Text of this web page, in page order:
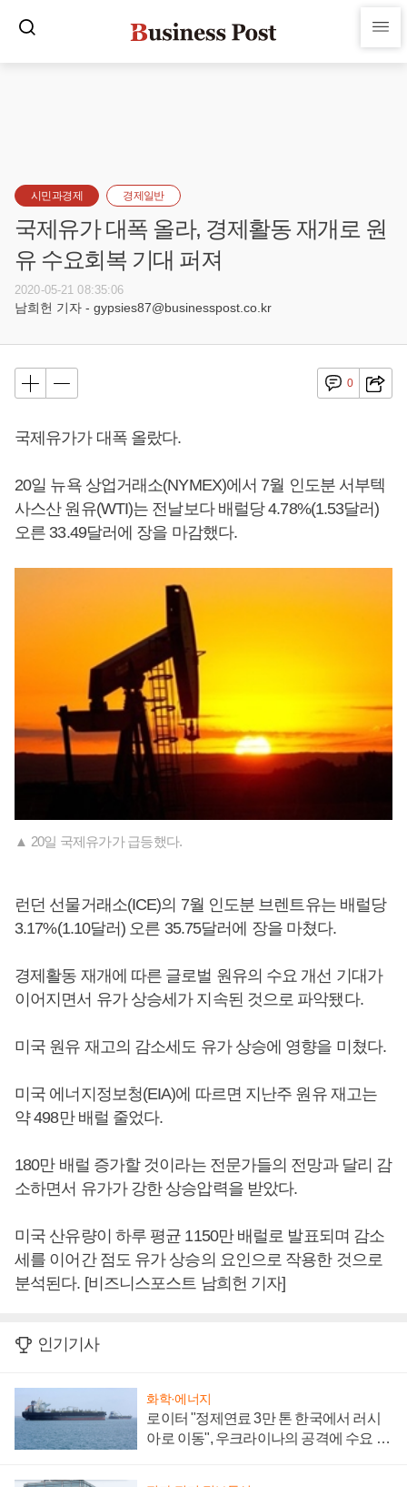
시민과경제 경제일반
국제유가 대폭 올라, 경제활동 재개로 원
유 수요회복 기대 퍼져
2020-05-21 08:35:06
남희헌 기자 - gypsies87@businesspost.co.kr
0
국제유가가 대폭 올랐다.
20일 뉴욕 상업거래소(NYMEX)에서 7월 인도분 서부텍
사스산 원유(WTI)는 전날보다 배럴당 4.78%(1.53달러)
오른 33.49달러에 장을 마감했다.
▲ 20일 국제유가가 급등했다.
런던 선물거래소(ICE)의 7월 인도분 브렌트유는 배럴당
3.17%(1.10달러) 오른 35.75달러에 장을 마쳤다.
경제활동 재개에 따른 글로벌 원유의 수요 개선 기대가
이어지면서 유가 상승세가 지속된 것으로 파악됐다.
미국 원유 재고의 감소세도 유가 상승에 영향을 미쳤다.
미국 에너지정보청(EIA)에 따르면 지난주 원유 재고는
약 498만 배럴 줄었다.
180만 배럴 증가할 것이라는 전문가들의 전망과 달리 감
소하면서 유가가 강한 상승압력을 받았다.
미국 산유량이 하루 평균 1150만 배럴로 발표되며 감소
세를 이어간 점도 유가 상승의 요인으로 작용한 것으로
분석된다. [비즈니스포스트 남희헌 기자]
인기기사
화학·에너지
로이터 "정제연료 3만 톤 한국에서 러시
아로 이동", 우크라이나의 공격에 수요 늘